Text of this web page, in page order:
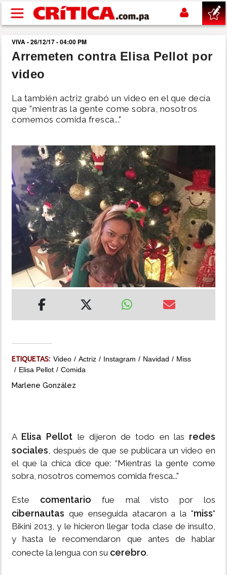
Pasar al contenido principal
buscar
SUCESOS
NACIONAL
SHOW
DEPORTES
MUNDO
INSÓLITAS
MULTIMEDIA
IMPRESO
VIVA - 26/12/17 - 04:00 PM
Arremeten contra Elisa Pellot por
video
La también actriz grabó un video en el que decía
que "mientras la gente come sobra, nosotros
comemos comida fresca..."
ETIQUETAS: Video Actriz Instagram Navidad
Miss
Elisa Pellot
Comida
Marlene González
A Elisa Pellot le dijeron de todo en las redes
sociales, después de que se publicara un video en
el que la chica dice que: “Mientras la gente come
sobra, nosotros comemos comida fresca..."
Este comentario fue mal visto por los
cibernautas que enseguida atacaron a la "miss"
Bikini 2013, y le hicieron llegar toda clase de insulto,
y hasta le recomendaron que antes de hablar
conecte la lengua con su cerebro.